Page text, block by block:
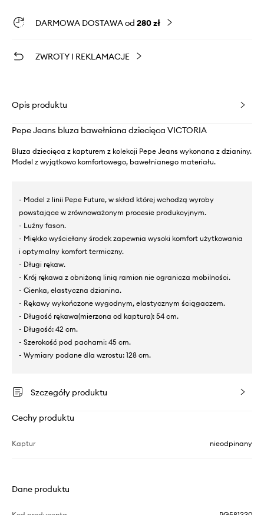
DARMOWA DOSTAWA od 280 zł
ZWROTY I REKLAMACJE
Opis produktu
Pepe Jeans bluza bawełniana dziecięca VICTORIA
Bluza dziecięca z kapturem z kolekcji Pepe Jeans wykonana z dzianiny.
Model z wyjątkowo komfortowego, bawełnianego materiału.
- Model z linii Pepe Future, w skład której wchodzą wyroby
powstające w zrównoważonym procesie produkcyjnym.
- Luźny fason.
- Miękko wyściełany środek zapewnia wysoki komfort użytkowania
i optymalny komfort termiczny.
- Długi rękaw.
- Krój rękawa z obniżoną linią ramion nie ogranicza mobilności.
- Cienka, elastyczna dzianina.
- Rękawy wykończone wygodnym, elastycznym ściągaczem.
- Długość rękawa(mierzona od kaptura): 54 cm.
- Długość: 42 cm.
- Szerokość pod pachami: 45 cm.
- Wymiary podane dla wzrostu: 128 cm.
Szczegóły produktu
Cechy produktu
Kaptur nieodpinany
Dane produktu